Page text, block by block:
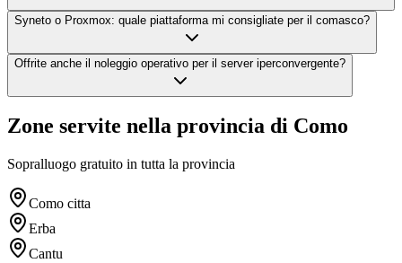
Syneto o Proxmox: quale piattaforma mi consigliate per il comasco?
Offrite anche il noleggio operativo per il server iperconvergente?
Zone servite nella provincia di Como
Sopralluogo gratuito in tutta la provincia
Como citta
Erba
Cantu